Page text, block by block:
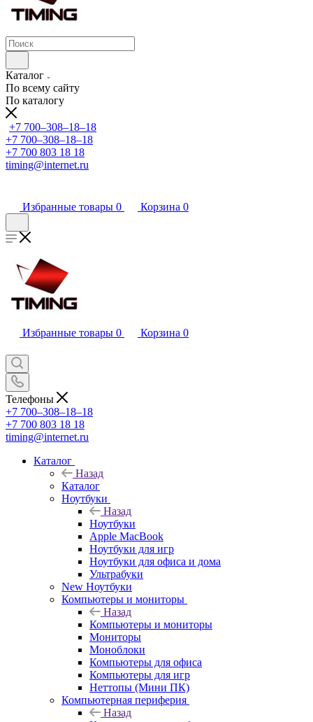
Каталог
По всему сайту
По каталогу
+7 700‒308‒18‒18
+7 700‒308‒18‒18
+7 700 803 18 18
timing@internet.ru
Избранные товары 0 Корзина 0
Избранные товары 0 Корзина 0
Телефоны
+7 700‒308‒18‒18
+7 700 803 18 18
timing@internet.ru
Каталог
Назад
Каталог
Ноутбуки
Назад
Ноутбуки
Apple MacBook
Ноутбуки для игр
Ноутбуки для офиса и дома
Ультрабуки
New Ноутбуки
Компьютеры и мониторы
Назад
Компьютеры и мониторы
Мониторы
Моноблоки
Компьютеры для офиса
Компьютеры для игр
Неттопы (Мини ПК)
Компьютерная периферия
Назад